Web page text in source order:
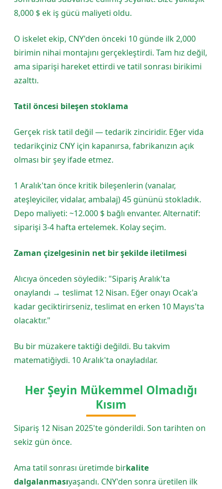
8,000 $ ek iş gücü maliyeti oldu.
O iskelet ekip, CNY'den önceki 10 günde ilk 2,000
birimin nihai montajını gerçekleştirdi. Tam hız değil,
ama siparişi hareket ettirdi ve tatil sonrası birikimi
azalttı.
Tatil öncesi bileşen stoklama
Gerçek risk tatil değil — tedarik zinciridir. Eğer vida
tedarikçiniz CNY için kapanırsa, fabrikanızın açık
olması bir şey ifade etmez.
1 Aralık'tan önce kritik bileşenlerin (vanalar,
ateşleyiciler, vidalar, ambalaj) 45 gününü stokladık.
Depo maliyeti: ~12.000 $ bağlı envanter. Alternatif:
siparişi 3-4 hafta ertelemek. Kolay seçim.
Zaman çizelgesinin net bir şekilde iletilmesi
Alıcıya önceden söyledik: "Sipariş Aralık'ta
onaylandı → teslimat 12 Nisan. Eğer onayı Ocak'a
kadar geciktirirseniz, teslimat en erken 10 Mayıs'ta
olacaktır."
Bu bir müzakere taktiği değildi. Bu takvim
matematiğiydi. 10 Aralık'ta onayladılar.
Her Şeyin Mükemmel Olmadığı
Kısım
Sipariş 12 Nisan 2025'te gönderildi. Son tarihten on
sekiz gün önce.
Ama tatil sonrası üretimde birkalite
dalgalanmasıyaşandı. CNY'den sonra üretilen ilk